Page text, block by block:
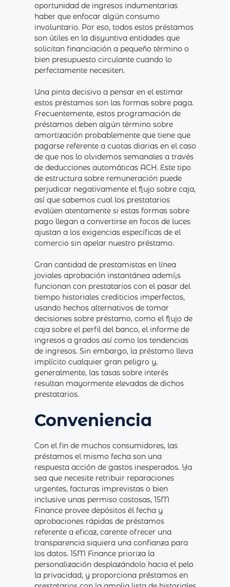
oportunidad de ingresos indumentarias
haber que enfocar algún consumo
involuntario. Por eso, todos estos préstamos
son útiles en la disyuntiva entidades que
solicitan financiación a pequeño término o
bien presupuesto circulante cuando lo
perfectamente necesiten.
Una pinta decisivo a pensar en el estimar
estos préstamos son las formas sobre paga.
Frecuentemente, estos programación de
préstamos deben algún término sobre
amortización probablemente que tiene que
pagarse referente a cuotas diarias en el caso
de que nos lo olvidemos semanales a través
de deducciones automáticas ACH. Este tipo
de estructura sobre remuneración puede
perjudicar negativamente el flujo sobre caja,
así que sabemos cual los prestatarios
evalúen atentamente si estas formas sobre
pago llegan a convertirse en focos de luces
ajustan a los exigencias específicas de el
comercio sin apelar nuestro préstamo.
Gran cantidad de prestamistas en línea
joviales aprobación instantánea ademí¡s
funcionan con prestatarios con el pasar del
tiempo historiales crediticios imperfectos,
usando hechos alternativos de tomar
decisiones sobre préstamo, como el flujo de
caja sobre el perfil del banco, el informe de
ingresos a grados así­ como los tendencias
de ingresos. Sin embargo, la préstamo lleva
implícito cualquier gran peligro y,
generalmente, las tasas sobre interés
resultan mayormente elevadas de dichos
prestatarios.
Conveniencia
Con el fin de muchos consumidores, las
préstamos el mismo fecha son una
respuesta acción de gastos inesperados. Ya
sea que necesite retribuir reparaciones
urgentes, facturas imprevistas o bien
inclusive unas permiso costosas, 15M
Finance provee depósitos él fecha y
aprobaciones rápidas de préstamos
referente a eficaz, carente ofrecer una
transparencia siquiera una confianza para
los datos. 15M Finance prioriza la
personalización desplazándolo hacia el pelo
la privacidad, y proporciona préstamos en